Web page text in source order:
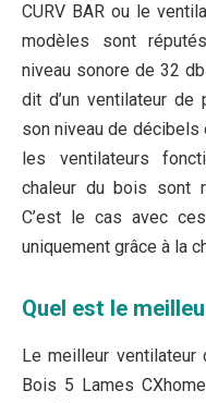
‎CURV BAR ou le
modèles sont
niveau sonore de 32
dit d’un ventilateur de
son niveau de
les ventilateurs
chaleur du bois sont
C’est le cas avec
uniquement grâce à la
Quel est le
Le meilleur
Bois 5 Lames